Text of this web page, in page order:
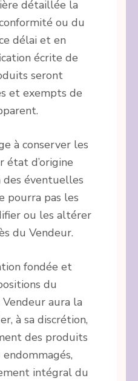
détaillée la
ou du
délai et en
écrite de
seront
et exempts de
à conserver les
état d’origine
des éventuelles
pourra pas les
ou les altérer
du Vendeur.
fondée et
du
aura la
à sa discrétion,
des produits
intégral du